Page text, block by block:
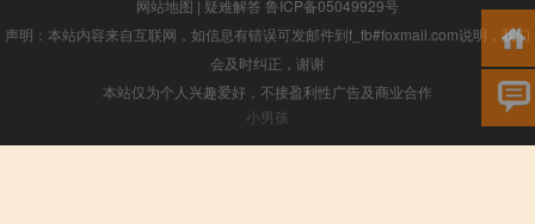
网站地图 | 疑难解答 鲁ICP备05049929号
声明：本站内容来自互联网，如信息有错误可发邮件到f_fb#foxmail.com说明，我们
会及时纠正，谢谢
本站仅为个人兴趣爱好，不接盈利性广告及商业合作
小男孩